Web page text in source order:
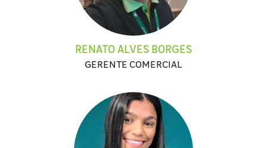
RENATO ALVES BORGES
GERENTE COMERCIAL